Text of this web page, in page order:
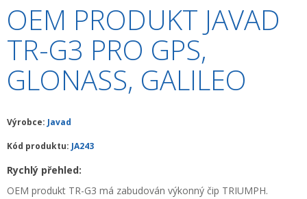
OSTATNÍ STAVEBNÍ MĚŘIDLA
MĚŘICKÉ POMŮCKY A PŘÍSLUŠENSTVÍ
ARCHIV PŘÍSTROJŮ
MĚŘÍCÍ PŘÍSTROJE SE SLEVOU
GEODETICKÝ A CAD SOFTWARE
OEM PRODUKT JAVAD
TR-G3 PRO GPS,
GLONASS, GALILEO
Výrobce: Javad
Kód produktu: JA243
Rychlý přehled:
OEM produkt TR-G3 má zabudován výkonný čip TRIUMPH.